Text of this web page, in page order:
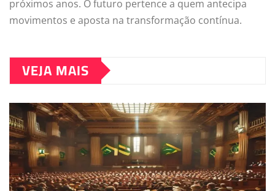
próximos anos. O futuro pertence a quem antecipa
movimentos e aposta na transformação contínua.
VEJA MAIS